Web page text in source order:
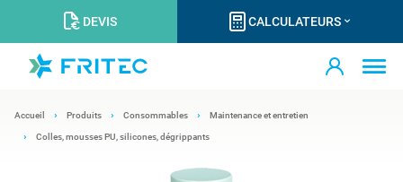
DEVIS CALCULATEURS
Accueil Produits Consommables Maintenance et entretien
Colles, mousses PU, silicones, dégrippants